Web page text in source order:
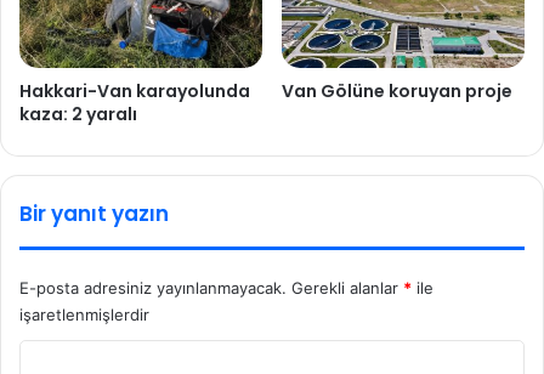
Hakkari-Van karayolunda
kaza: 2 yaralı
Van Gölüne koruyan proje
Bir yanıt yazın
E-posta adresiniz yayınlanmayacak. Gerekli alanlar * ile
işaretlenmişlerdir